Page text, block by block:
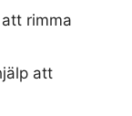
rimma
att